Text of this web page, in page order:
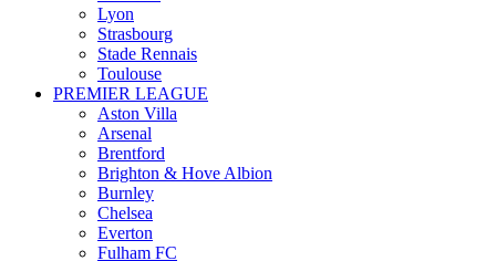
Lyon
Strasbourg
Stade Rennais
Toulouse
PREMIER LEAGUE
Aston Villa
Arsenal
Brentford
Brighton & Hove Albion
Burnley
Chelsea
Everton
Fulham FC